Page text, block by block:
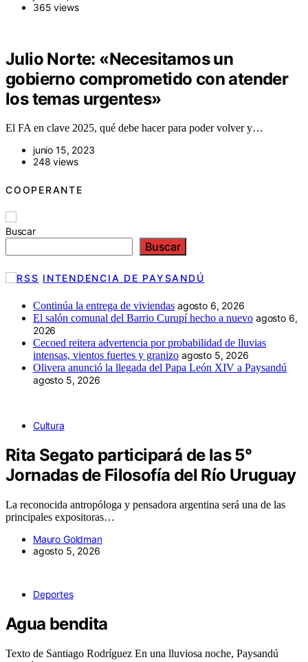
365 views
Julio Norte: «Necesitamos un
gobierno comprometido con atender
los temas urgentes»
El FA en clave 2025, qué debe hacer para poder volver y…
junio 15, 2023
248 views
COOPERANTE
Buscar
Buscar
INTENDENCIA DE PAYSANDÚ
Continúa la entrega de viviendas agosto 6, 2026
El salón comunal del Barrio Curupí hecho a nuevo agosto 6,
2026
Cecoed reitera advertencia por probabilidad de lluvias
intensas, vientos fuertes y granizo agosto 5, 2026
Olivera anunció la llegada del Papa León XIV a Paysandú
agosto 5, 2026
Cultura
Rita Segato participará de las 5°
Jornadas de Filosofía del Río Uruguay
La reconocida antropóloga y pensadora argentina será una de las
principales expositoras…
Mauro Goldman
agosto 5, 2026
Deportes
Agua bendita
Texto de Santiago Rodríguez En una lluviosa noche, Paysandú